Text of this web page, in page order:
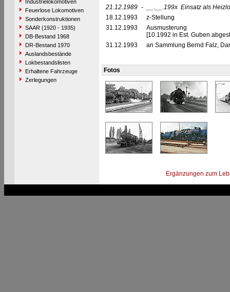
Industrielokomotiven
Feuerlose Lokomotiven
Sonderkonstruktionen
SAAR (1920 - 1935)
DB-Bestand 1968
DR-Bestand 1970
Auslandsbestände
Lokbestandslisten
Erhaltene Fahrzeuge
Zerlegungen
21.12.1989 - __.__.199x Einsatz als
18.12.1993
z-Stellung
31.12.1993
Ausmusterung
[10.1992 in Est. Guben
31.12.1993
an Sammlung Bernd Falz,
Fotos
Ergänzungen zum